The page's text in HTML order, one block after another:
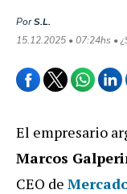
PorS.L.
15.12.2025 • 07:24hs •
El empresario
Marcos
CEO de